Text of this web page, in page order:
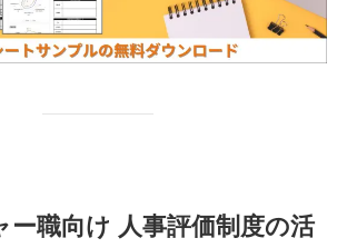
ー職向け 人事評価制度の活